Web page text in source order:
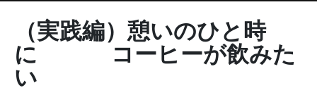
（実践編）憩いのひと時
に コーヒーが飲みた
い